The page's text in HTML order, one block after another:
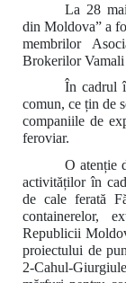
La 28
din Moldova” a
membrilor
Brokerilor
În cadrul
comun, ce țin de
companiile de
feroviar.
O atenție
activităților în
de cale ferată
containerelor,
Republicii
proiectului de
2-Cahul-